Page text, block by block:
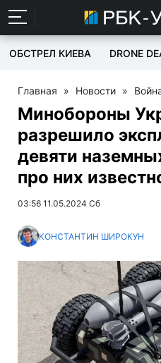
ОБСТРЕЛ КИЕВА DRONE
Главная » Новости »
Минобороны
разрешило
девяти
про них
03:56 11.05.2024 Сб
КОНСТАНТИН ШИРОКУН